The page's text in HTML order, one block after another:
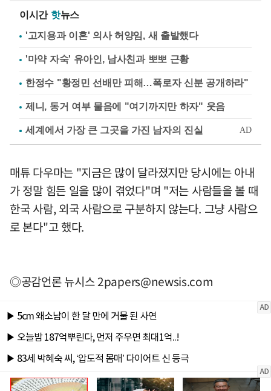
이시간 핫뉴스
'고지용과 이혼' 의사 허양임, 새 출발했다
'마약 자숙' 유아인, 남사친과 뽀뽀 근황
한정수 "황정민 선배만 피해…폭로자 신분 공개하라"
제니, 동거 여부 물음에 "여기까지만 하자" 웃음
매튜 다우마는 "지금은 많이 달라졌지만 당시에는 아내
가 정말 힘든 일을 많이 겪었다"며 "저는 사람들을 볼 때
한국 사람, 외국 사람으로 구분하지 않는다. 그냥 사람으
로 본다"고 했다.
◎공감언론 뉴시스2papers@newsis.com